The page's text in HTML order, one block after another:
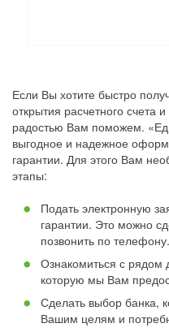
Если Вы хотите быстро
открытия расчетного счета
радостью Вам поможем.
выгодное и надежное
гарантии. Для этого Вам
этапы:
Подать электронную
гарантии. Это можно
позвонить по телефону.
Ознакомиться с
которую мы Вам
Сделать выбор банка,
Вашим целям и